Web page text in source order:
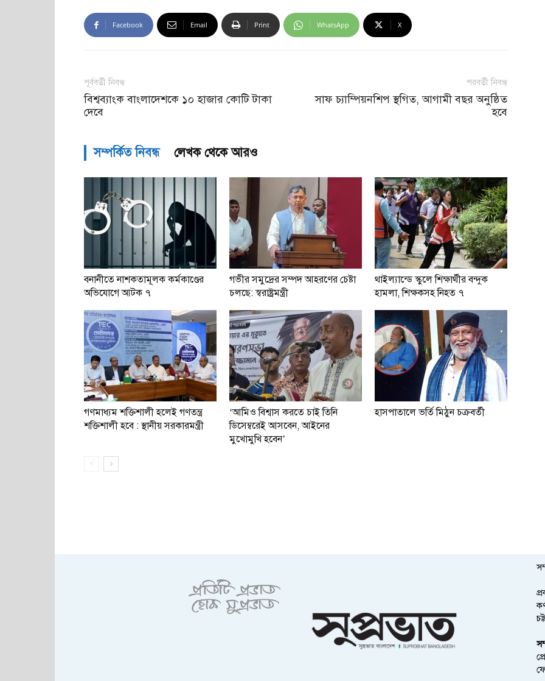
Facebook Email Print WhatsApp X
পূর্ববর্তী নিবন্ধ
বিশ্বব্যাংক বাংলাদেশকে ১০ হাজার কোটি টাকা
দেবে
পরবর্তী নিবন্ধ
সাফ চ্যাম্পিয়নশিপ স্থগিত, আগামী বছর অনুষ্ঠিত
হবে
সম্পর্কিত নিবন্ধ লেখক থেকে আরও
বনানীতে নাশকতামূলক কর্মকাণ্ডের
অভিযোগে আটক ৭
গভীর সমুদ্রের সম্পদ আহরণের চেষ্টা
চলছে: স্বরাষ্ট্রমন্ত্রী
থাইল্যান্ডে স্কুলে শিক্ষার্থীর বন্দুক
হামলা, শিক্ষকসহ নিহত ৭
গণমাধ্যম শক্তিশালী হলেই গণতন্ত্র
শক্তিশালী হবে : স্থানীয় সরকারমন্ত্রী
‘আমিও বিশ্বাস করতে চাই তিনি
ডিসেম্বরেই আসবেন, আইনের
মুখোমুখি হবেন’
হাসপাতালে ভর্তি মিঠুন চক্রবর্তী